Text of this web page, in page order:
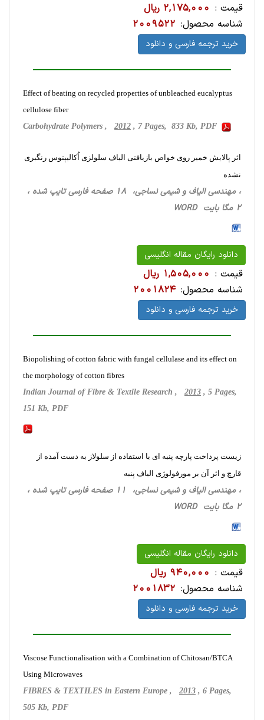
قیمت : 2,175,000 ریال
شناسه محصول: 2009522
خرید ترجمه فارسی و دانلود
Effect of beating on recycled properties of unbleached eucalyptus
cellulose fiber
Carbohydrate Polymers , 2012 , 7 Pages, 833 Kb, PDF
اثر پالایش خمیر روی خواص بازیافتی الیاف سلولزی اُکالیپتوس رنگبری
نشده
، مهندسی الیاف و شیمی نساجی، 18 صفحه فارسی تایپ شده ،
2 مگا بایت WORD
دانلود رایگان مقاله انگلیسی
قیمت : 1,505,000 ریال
شناسه محصول: 2001824
خرید ترجمه فارسی و دانلود
Biopolishing of cotton fabric with fungal cellulase and its effect on
the morphology of cotton fibres
Indian Journal of Fibre & Textile Research , 2013 , 5 Pages,
151 Kb, PDF
زیست پرداخت پارچه پنبه ای با استفاده از سلولاز به دست آمده از
قارچ و اثر آن بر مورفولوژی الیاف پنبه
، مهندسی الیاف و شیمی نساجی، 11 صفحه فارسی تایپ شده ،
2 مگا بایت WORD
دانلود رایگان مقاله انگلیسی
قیمت : 940,000 ریال
شناسه محصول: 2001832
خرید ترجمه فارسی و دانلود
Viscose Functionalisation with a Combination of Chitosan/BTCA
Using Microwaves
FIBRES & TEXTILES in Eastern Europe , 2013 , 6 Pages,
505 Kb, PDF